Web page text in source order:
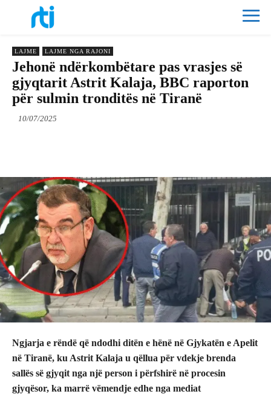
LAJME LAJME NGA RAJONI
Jehonë ndërkombëtare pas vrasjes së
gjyqtarit Astrit Kalaja, BBC raporton
për sulmin tronditës në Tiranë
10/07/2025
Ngjarja e rëndë që ndodhi ditën e hënë në Gjykatën e Apelit
në Tiranë, ku Astrit Kalaja u qëllua për vdekje brenda
sallës së gjyqit nga një person i përfshirë në procesin
gjyqësor, ka marrë vëmendje edhe nga mediat